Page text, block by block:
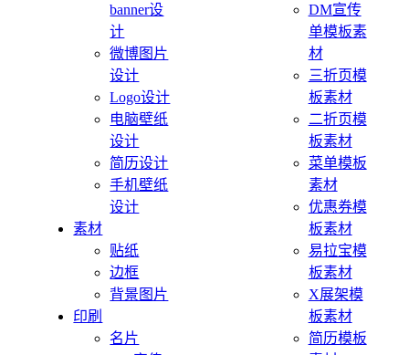
banner设
计
微博图片
设计
Logo设计
电脑壁纸
设计
简历设计
手机壁纸
设计
素材
贴纸
边框
背景图片
印刷
名片
DM宣传
单模板素
材
三折页模
板素材
二折页模
板素材
菜单模板
素材
优惠券模
板素材
易拉宝模
板素材
X展架模
板素材
简历模板